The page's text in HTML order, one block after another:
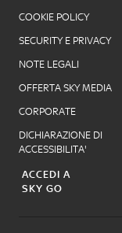
COOKIE POLICY
SECURITY E PRIVACY
NOTE LEGALI
OFFERTA SKY MEDIA
CORPORATE
DICHIARAZIONE DI
ACCESSIBILITA'
ACCEDI A
SKY GO